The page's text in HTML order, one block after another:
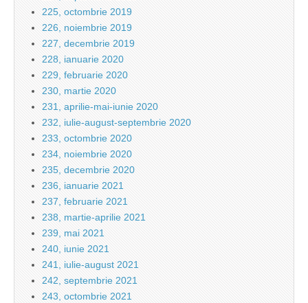
225, octombrie 2019
226, noiembrie 2019
227, decembrie 2019
228, ianuarie 2020
229, februarie 2020
230, martie 2020
231, aprilie-mai-iunie 2020
232, iulie-august-septembrie 2020
233, octombrie 2020
234, noiembrie 2020
235, decembrie 2020
236, ianuarie 2021
237, februarie 2021
238, martie-aprilie 2021
239, mai 2021
240, iunie 2021
241, iulie-august 2021
242, septembrie 2021
243, octombrie 2021